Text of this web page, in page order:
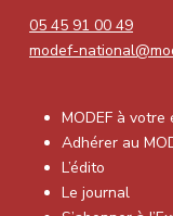
05 45 91 00 49
modef-
MODEF à votre
Adhérer au
L’édito
Le journal